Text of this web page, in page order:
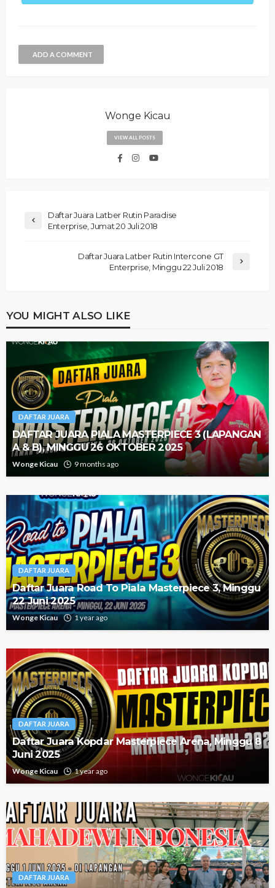
ADD A COMMENT
Wonge Kicau
VIEW ALL POSTS
Daftar Juara Latber Rutin Paradise
Enterprise, Jumat 20 Juli 2018
Daftar Juara Latber Rutin Intercone GT
Enterprise, Minggu 22 Juli 2018
YOU MIGHT ALSO LIKE
DAFTAR JUARA
DAFTAR JUARA PIALA MASTERPIECE 3 (LAPANGAN
A & B), MINGGU 26 OKTOBER 2025
Wonge Kicau 9 months ago
DAFTAR JUARA
Daftar Juara Road To Piala Masterpiece 3, Minggu
22 Juni 2025
Wonge Kicau 1 year ago
DAFTAR JUARA
Daftar Juara Kopdar Masterpiece Arena, Minggu 8
Juni 2025
Wonge Kicau 1 year ago
DAFTAR JUARA